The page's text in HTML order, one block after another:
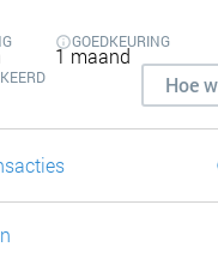
GOEDKEURING
1 maand
Hoe